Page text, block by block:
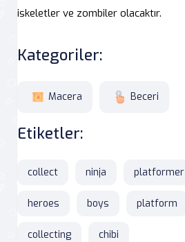
iskeletler ve zombiler olacaktır.
Kategoriler:
Macera Beceri
Etiketler:
collect ninja platformer
heroes boys platform
collecting chibi